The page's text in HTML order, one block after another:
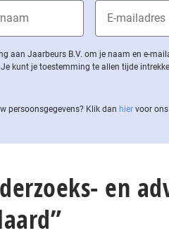
aan Jaarbeurs B.V. om je naam en e-
kunt je toestemming te allen tijde
per­soons­ge­ge­vens? Klik dan hier voor
en